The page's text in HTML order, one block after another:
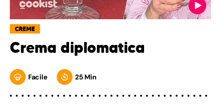
CREME
Crema diplomatica
Facile 25 Min